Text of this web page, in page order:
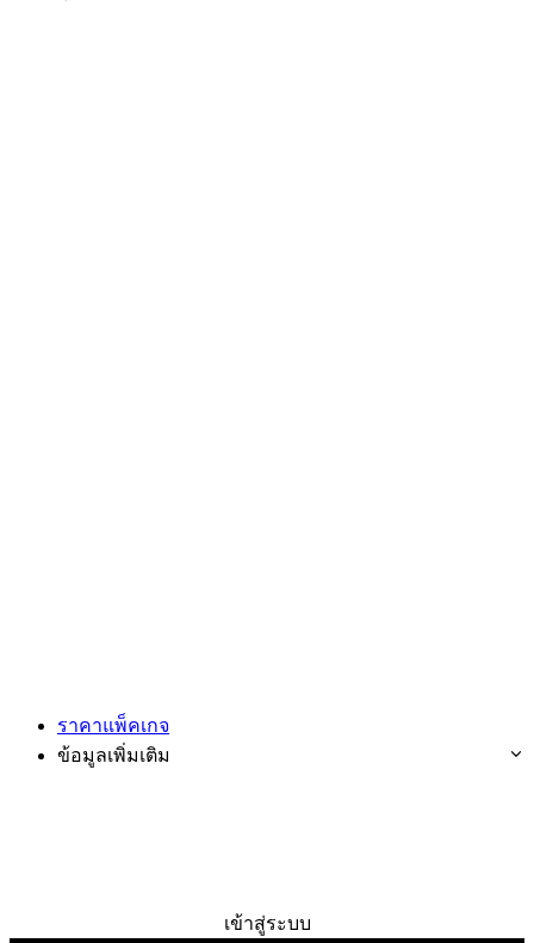
ราคาแพ็คเกจ
ข้อมูลเพิ่มเติม
เข้าสู่ระบบ